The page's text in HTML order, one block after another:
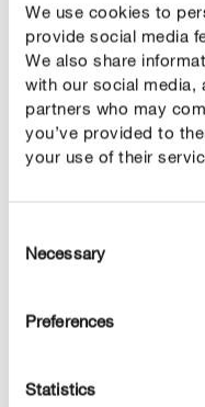
We use cookies to
provide social media
We also share
with our social media,
partners who may
you’ve provided to
your use of their
Selection
Necessary
Preferences
Statistics
I u silného stromu
ran jsou k dispozici
vosků, které přiložíte
Strom tak může
schnoucí dřevo ve
vzduchu.
jako jsou mrazové